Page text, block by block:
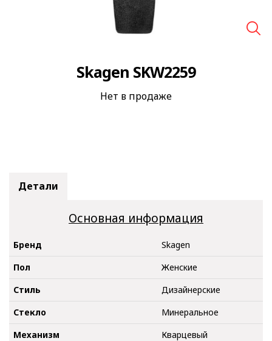
Skagen SKW2259
Нет в продаже
Детали
Основная информация
Бренд
Skagen
Пол
Женские
Стиль
Дизайнерские
Стекло
Минеральное
Механизм
Кварцевый